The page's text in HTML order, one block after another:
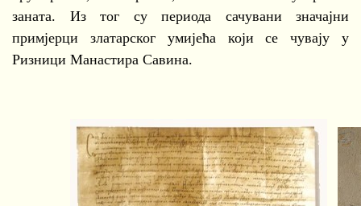
заната. Из тог су периода сачувани значајни
примјерци златарског умијећа који се чувају у
Ризници Манастира Савина.